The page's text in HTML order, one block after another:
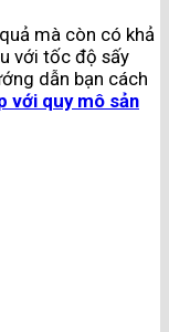
mà còn có khả
với tốc độ sấy
dẫn bạn cách
với quy mô sản